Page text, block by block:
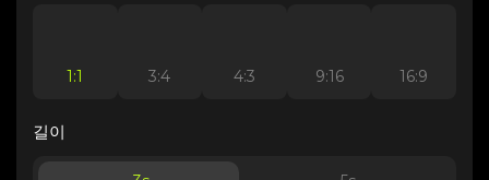
1:1 3:4 4:3 9:16 16:9
길이